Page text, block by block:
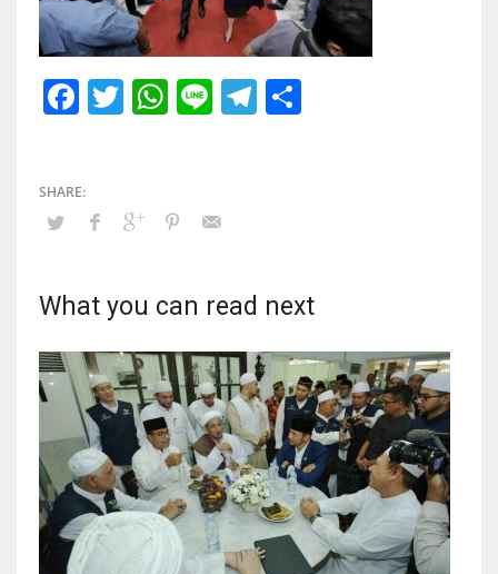
Facebook
Twitter
WhatsApp
LineTelegram
What you can read next